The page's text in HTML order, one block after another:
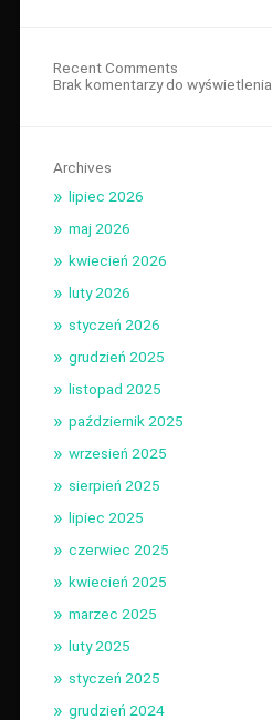
Recent Comments
Brak komentarzy do wyświetlenia.
Archives
lipiec 2026
maj 2026
kwiecień 2026
luty 2026
styczeń 2026
grudzień 2025
listopad 2025
październik 2025
wrzesień 2025
sierpień 2025
lipiec 2025
czerwiec 2025
kwiecień 2025
marzec 2025
luty 2025
styczeń 2025
grudzień 2024